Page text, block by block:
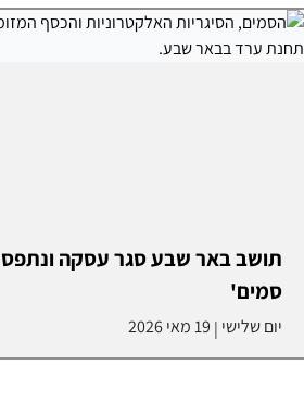
תושב באר שבע סגר עסקה
סמים'
יום שלישי | 19 מאי 2026